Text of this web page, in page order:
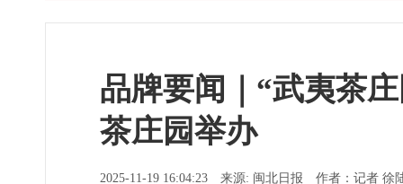
品牌要闻｜“武夷茶
茶庄园举办
2025-11-19 16:04:23 来源: 闽北日报 作者：记者 徐